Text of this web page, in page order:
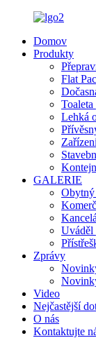
Domov
Produkty
Flat
Toaleta
Lehká
GALERIE
Uváděl
Zprávy
Video
Nejčastější
O nás
Kontaktujte